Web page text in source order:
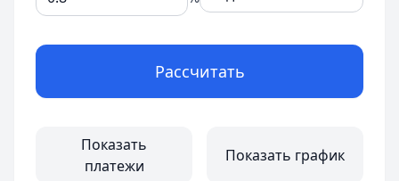
Рассчитать
Показать
платежи
Показать график